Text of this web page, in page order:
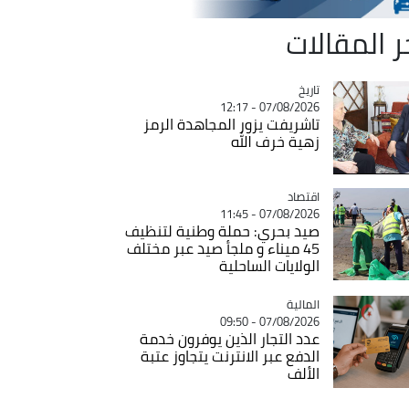
المقالات
Catégorie
تاريخ
07/08/2026 - 12:17
تاشريفت يزور المجاهدة الرمز
زهية خرف الله
Catégorie
اقتصاد
07/08/2026 - 11:45
صيد بحري: حملة وطنية لتنظيف
45 ميناء و ملجأ صيد عبر مختلف
الولايات الساحلية
Catégorie
المالية
07/08/2026 - 09:50
عدد التجار الذين يوفرون خدمة
الدفع عبر الانترنت يتجاوز عتبة
الألف